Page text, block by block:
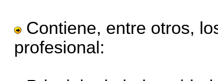
Contiene, entre otros,
profesional: